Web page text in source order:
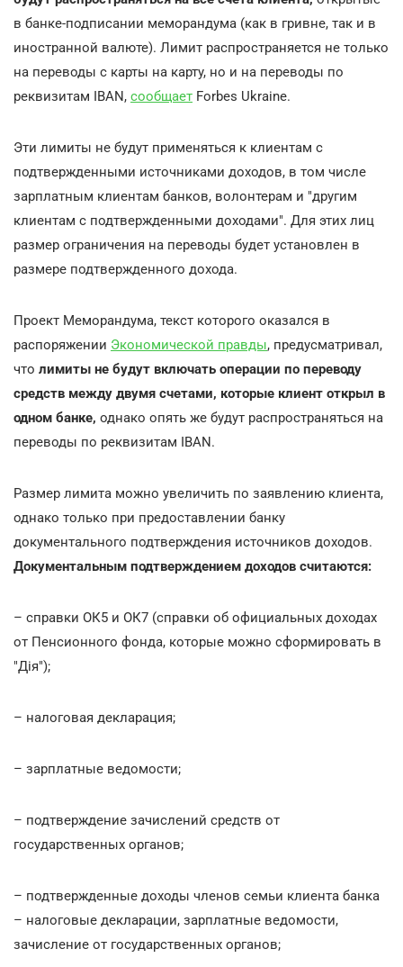
в банке-подписании меморандума (как в гривне, так и в
иностранной валюте). Лимит распространяется не только
на переводы с карты на карту, но и на переводы по
реквизитам IBAN, сообщает Forbes Ukraine.
Эти лимиты не будут применяться к клиентам с
подтвержденными источниками доходов, в том числе
зарплатным клиентам банков, волонтерам и "другим
клиентам с подтвержденными доходами". Для этих лиц
размер ограничения на переводы будет установлен в
размере подтвержденного дохода.
Проект Меморандума, текст которого оказался в
распоряжении Экономической правды, предусматривал,
что лимиты не будут включать операции по переводу
средств между двумя счетами, которые клиент открыл в
одном банке, однако опять же будут распространяться на
переводы по реквизитам IBAN.
Размер лимита можно увеличить по заявлению клиента,
однако только при предоставлении банку
документального подтверждения источников доходов.
Документальным подтверждением доходов считаются:
– справки ОК5 и ОК7 (справки об официальных доходах
от Пенсионного фонда, которые можно сформировать в
"Дія");
– налоговая декларация;
– зарплатные ведомости;
– подтверждение зачислений средств от
государственных органов;
– подтвержденные доходы членов семьи клиента банка
– налоговые декларации, зарплатные ведомости,
зачисление от государственных органов;